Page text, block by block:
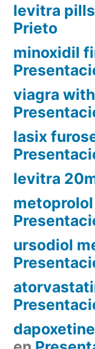
levitra pills
Prieto
minoxidil
viagra
lasix
levitra
ursodiol